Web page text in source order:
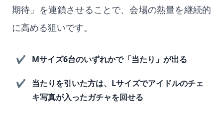
期待」を連鎖させることで、会場の熱量を継続的
に高める狙いです。
Mサイズ6台のいずれかで「当たり」が出る
当たりを引いた方は、Lサイズでアイドルのチェ
キ写真が入ったガチャを回せる